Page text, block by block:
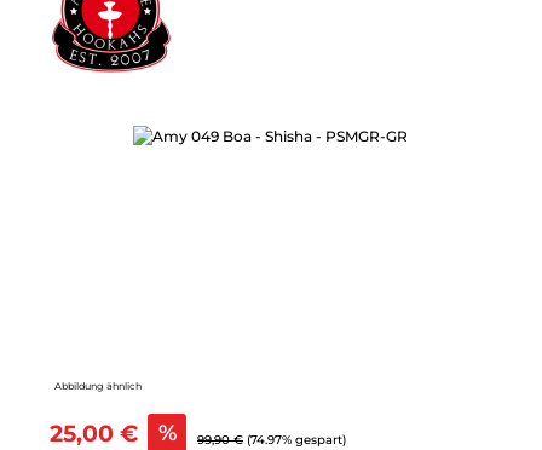
Bildergalerie überspringen
Abbildung ähnlich
Verkaufspreis:
25,00 € % Regulärer Preis:
99,90 € (74.97% gespart)